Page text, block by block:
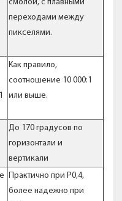
смолой, с плавными
переходами между
пикселями.
Как правило,
соотношение 10 000:1
или выше.
До 170 градусов по
горизонтали и
вертикали
Практично при P0,4,
более надежно при